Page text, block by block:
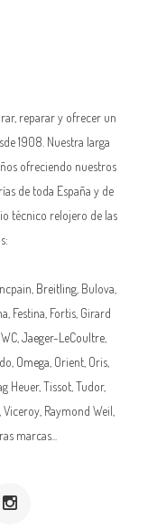
reparar y ofrecer un
1908. Nuestra larga
ofreciendo nuestros
de toda España y de
técnico relojero de las
Breitling , Bulova,
, Festina, Fortis, Girard
IWC Jaeger-LeCoultre
Omega , Orient, Oris,
Heuer, Tissot, Tudor,
, Viceroy, Raymond Weil,
marcas...